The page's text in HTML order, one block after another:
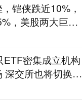
铠侠跌近10%，
，美股两大巨头
ETF密集成立机构
深交所也将切换交